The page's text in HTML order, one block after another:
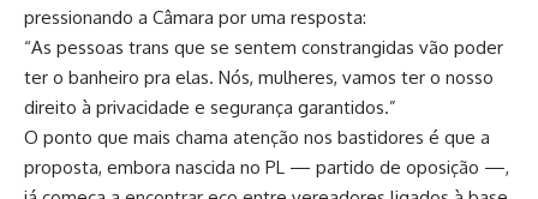
pressionando a Câmara por uma resposta:
“As pessoas trans que se sentem constrangidas vão poder
ter o banheiro pra elas. Nós, mulheres, vamos ter o nosso
direito à privacidade e segurança garantidos.”
O ponto que mais chama atenção nos bastidores é que a
proposta, embora nascida no PL — partido de oposição —,